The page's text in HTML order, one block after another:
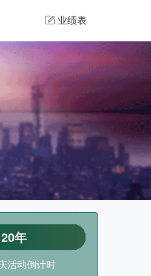
 业绩表
年
活动倒计时